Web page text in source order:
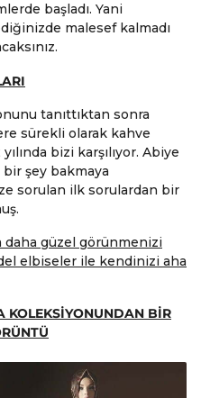
başladı. Yani
malesef kalmadı
tanıttıktan sonra
sürekli olarak kahve
bizi karşılıyor. Abiye
bir şey bakmaya
sorulan ilk sorulardan bir
daha güzel görünmenizi
elbiseler ile kendinizi aha
KOLEKSİYONUNDAN BİR